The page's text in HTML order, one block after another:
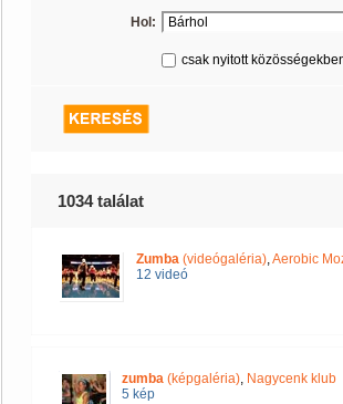
Hol:
csak nyitott
1034 találat
Zumba (videógaléria),Aerobic
12 videó
zumba (képgaléria), Nagycenk klub
5 kép